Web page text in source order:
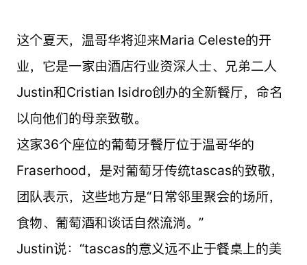
这个夏天，温哥华将迎来Maria Celeste的开
业，它是一家由酒店行业资深人士、兄弟二人
Justin和Cristian Isidro创办的全新餐厅，命名
以向他们的母亲致敬。
这家36个座位的葡萄牙餐厅位于温哥华的
Fraserhood，是对葡萄牙传统tascas的致敬，
团队表示，这些地方是“日常邻里聚会的场所，
食物、葡萄酒和谈话自然流淌。”
Justin说：“tascas的意义远不止于餐桌上的美